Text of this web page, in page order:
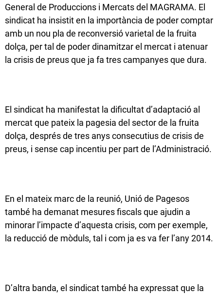
General de Produccions i Mercats del MAGRAMA. El
sindicat ha insistit en la importància de poder comptar
amb un nou pla de reconversió varietal de la fruita
dolça, per tal de poder dinamitzar el mercat i atenuar
la crisis de preus que ja fa tres campanyes que dura.
El sindicat ha manifestat la dificultat d’adaptació al
mercat que pateix la pagesia del sector de la fruita
dolça, després de tres anys consecutius de crisis de
preus, i sense cap incentiu per part de l’Administració.
En el mateix marc de la reunió, Unió de Pagesos
també ha demanat mesures fiscals que ajudin a
minorar l’impacte d’aquesta crisis, com per exemple,
la reducció de mòduls, tal i com ja es va fer l’any 2014.
D’altra banda, el sindicat també ha expressat que la